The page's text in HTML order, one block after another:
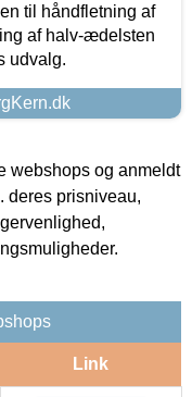
til håndfletning af
af halv-ædelsten
udvalg.
webshops og anmeldt
deres prisniveau,
Link